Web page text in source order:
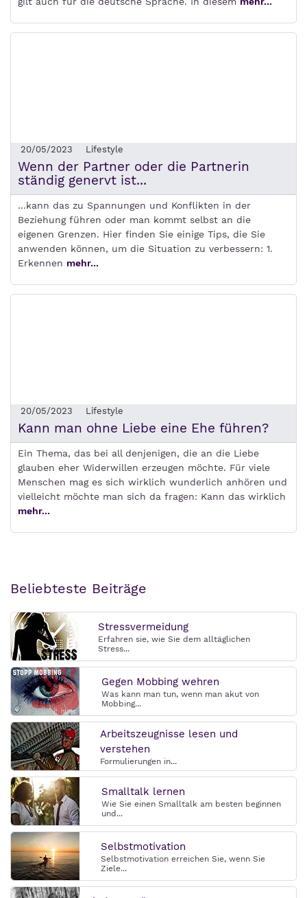
20/05/2023 Lifestyle
Wenn der Partner oder die Partnerin
ständig genervt ist...
...kann das zu Spannungen und Konflikten in der
Beziehung führen oder man kommt selbst an die
eigenen Grenzen. Hier finden Sie einige Tips, die Sie
anwenden können, um die Situation zu verbessern: 1.
Erkennen mehr...
20/05/2023 Lifestyle
Kann man ohne Liebe eine Ehe führen?
Ein Thema, das bei all denjenigen, die an die Liebe
glauben eher Widerwillen erzeugen möchte. Für viele
Menschen mag es sich wirklich wunderlich anhören und
vielleicht möchte man sich da fragen: Kann das wirklich
mehr...
Beliebteste Beiträge
Stressvermeidung
Erfahren sie, wie Sie dem alltäglichen
Stress...
Gegen Mobbing wehren
Was kann man tun, wenn man akut von
Mobbing...
Arbeitszeugnisse lesen und
verstehen
Formulierungen in...
Smalltalk lernen
Wie Sie einen Smalltalk am besten beginnen
und...
Selbstmotivation
Selbstmotivation erreichen Sie, wenn Sie
Ziele...